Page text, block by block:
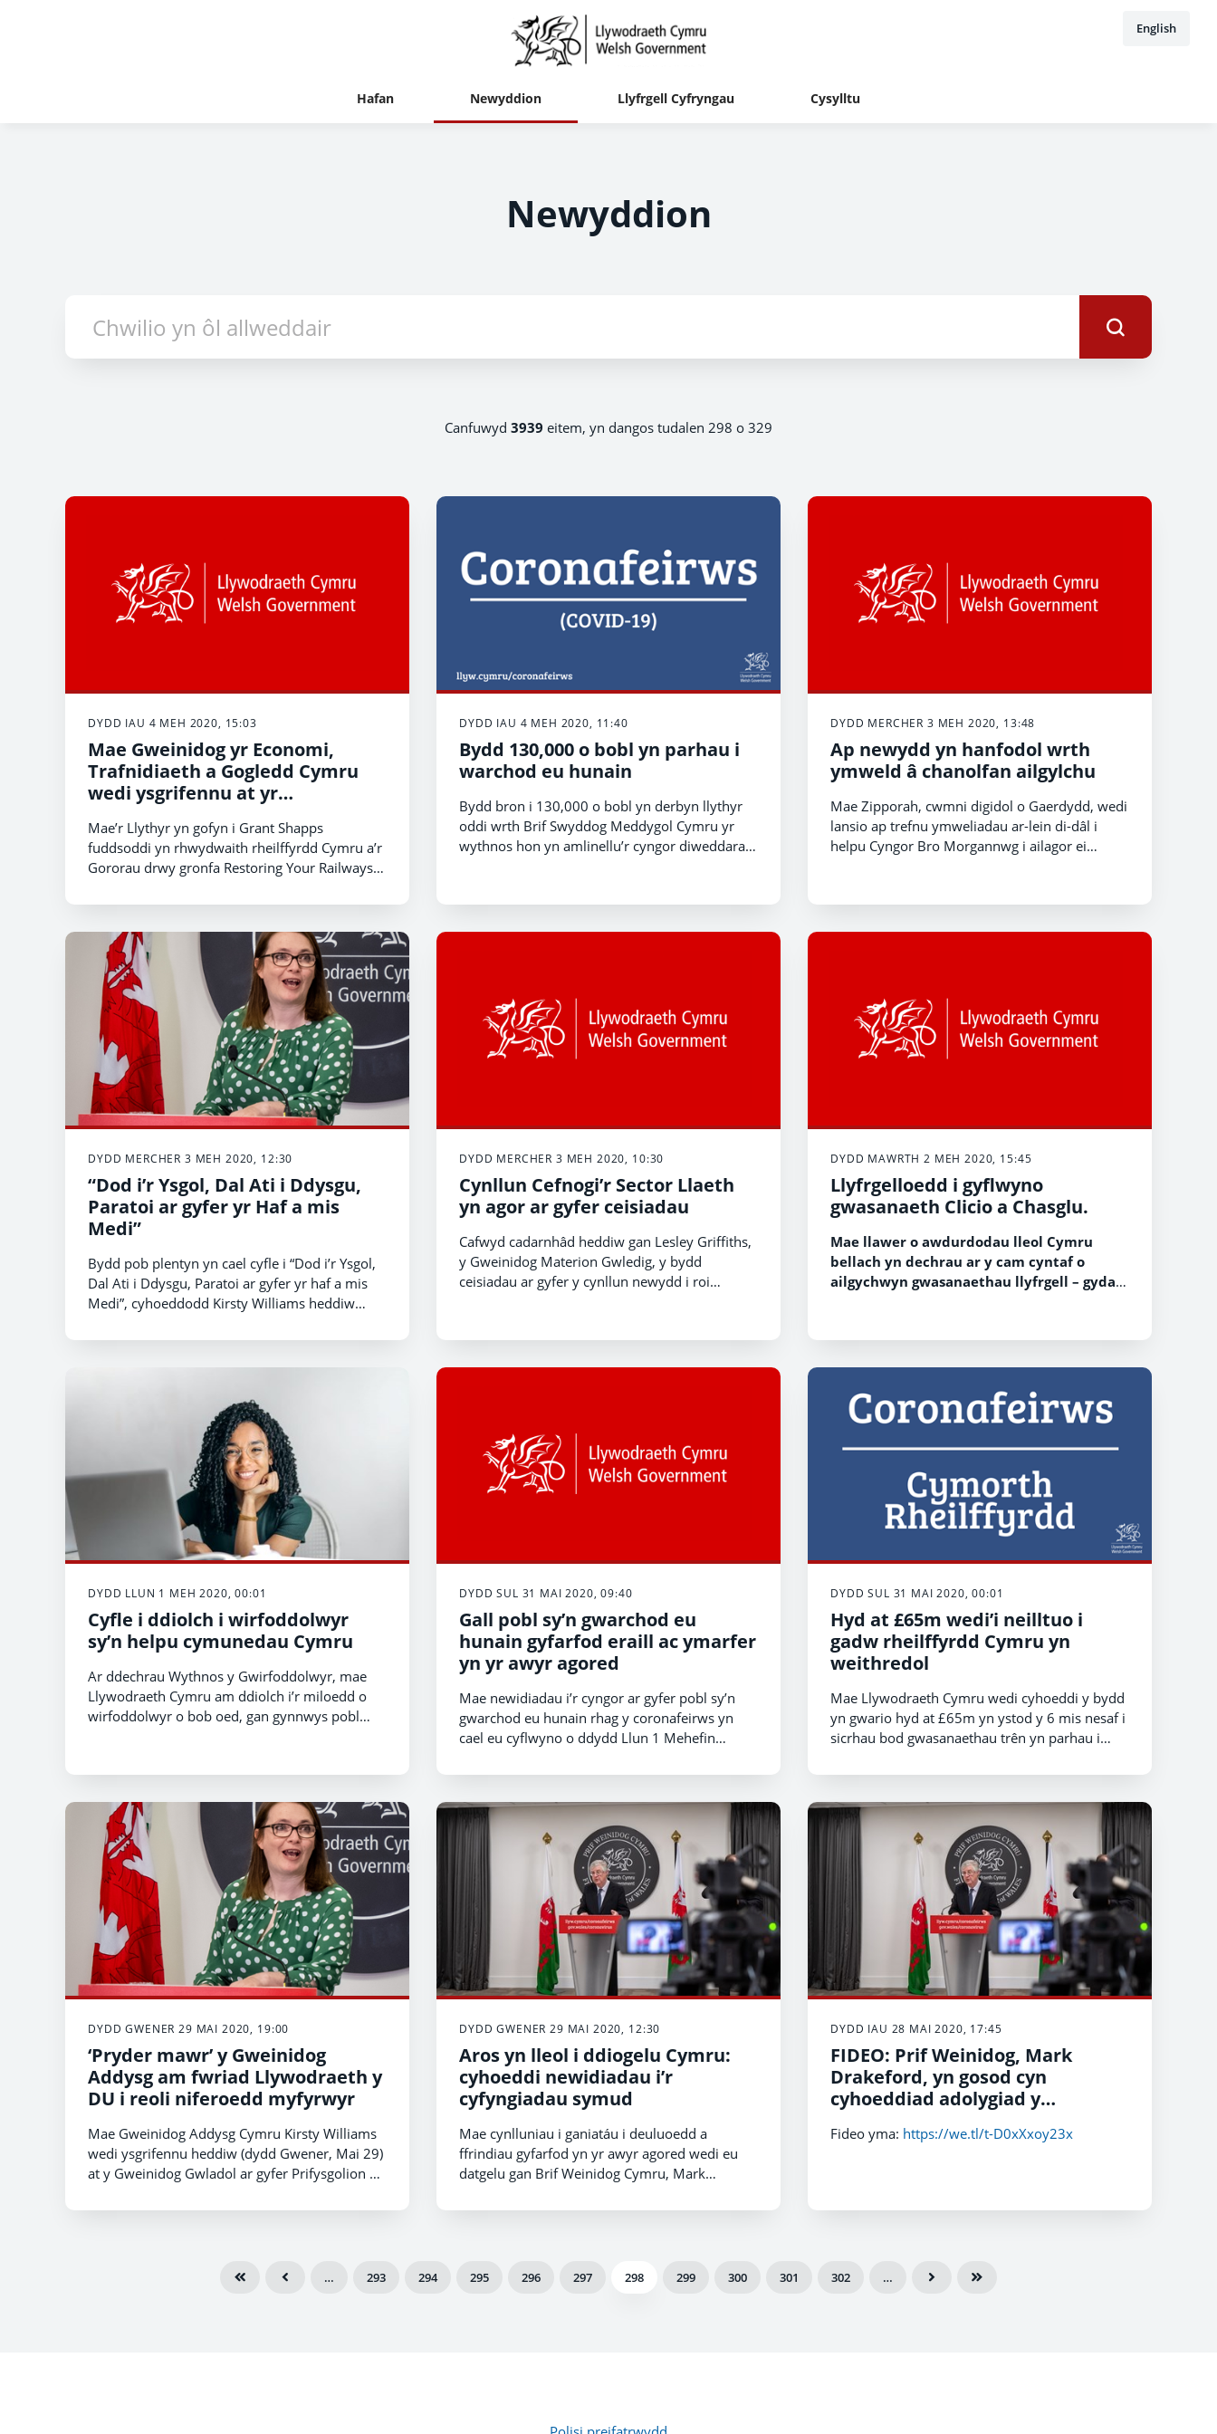
English
Hafan Newyddion Llyfrgell Cyfryngau Cysylltu
Newyddion
Canfuwyd 3939 eitem, yn dangos tudalen 298 o 329
DYDD IAU 4 MEH 2020, 15:03
Mae Gweinidog yr Economi,
Trafnidiaeth a Gogledd Cymru
wedi ysgrifennu at yr
Drafnidiaeth, gan amlinellu dadl
gref dros adeiladu pedair gorsaf
trenau newydd yng Nghymru.
Mae’r Llythyr yn gofyn i Grant Shapps
fuddsoddi yn rhwydwaith rheilffyrdd Cymru a’r
Gororau drwy gronfa Restoring Your Railways
cysylltiadau rheilffordd, ond hefyd i roi hwb i
DYDD IAU 4 MEH 2020, 11:40
Bydd 130,000 o bobl yn parhau i
warchod eu hunain
Bydd bron i 130,000 o bobl yn derbyn llythyr
oddi wrth Brif Swyddog Meddygol Cymru yr
wythnos hon yn amlinellu’r cyngor diweddaraf
DYDD MERCHER 3 MEH 2020, 13:48
Ap newydd yn hanfodol wrth
ymweld â chanolfan ailgylchu
Mae Zipporah, cwmni digidol o Gaerdydd, wedi
lansio ap trefnu ymweliadau ar-lein di-dâl i
helpu Cyngor Bro Morgannwg i ailagor ei
DYDD MERCHER 3 MEH 2020, 12:30
“Dod i’r Ysgol, Dal Ati i Ddysgu,
Paratoi ar gyfer yr Haf a mis
Medi”
Bydd pob plentyn yn cael cyfle i “Dod i’r Ysgol,
Dal Ati i Ddysgu, Paratoi ar gyfer yr haf a mis
Medi”, cyhoeddodd Kirsty Williams heddiw
ysgolion yng Nghymru.
DYDD MERCHER 3 MEH 2020, 10:30
Cynllun Cefnogi’r Sector Llaeth
yn agor ar gyfer ceisiadau
Cafwyd cadarnhâd heddiw gan Lesley Griffiths,
y Gweinidog Materion Gwledig, y bydd
ceisiadau ar gyfer y cynllun newydd i roi
effeithiwyd fwyaf arnynt gan yr amodau
DYDD MAWRTH 2 MEH 2020, 15:45
Llyfrgelloedd i gyflwyno
gwasanaeth Clicio a Chasglu.
Mae llawer o awdurdodau lleol Cymru
bellach yn dechrau ar y cam cyntaf o
ailgychwyn gwasanaethau llyfrgell – gyda
DYDD LLUN 1 MEH 2020, 00:01
Cyfle i ddiolch i wirfoddolwyr
sy’n helpu cymunedau Cymru
Ar ddechrau Wythnos y Gwirfoddolwyr, mae
Llywodraeth Cymru am ddiolch i’r miloedd o
wirfoddolwyr o bob oed, gan gynnwys pobl
DYDD SUL 31 MAI 2020, 09:40
Gall pobl sy’n gwarchod eu
hunain gyfarfod eraill ac ymarfer
yn yr awyr agored
Mae newidiadau i’r cyngor ar gyfer pobl sy’n
gwarchod eu hunain rhag y coronafeirws yn
cael eu cyflwyno o ddydd Llun 1 Mehefin
Gwasanaethau Cymdeithasol Vaughan Gething
heddiw.
DYDD SUL 31 MAI 2020, 00:01
Hyd at £65m wedi’i neilltuo i
gadw rheilffyrdd Cymru yn
weithredol
Mae Llywodraeth Cymru wedi cyhoeddi y bydd
yn gwario hyd at £65m yn ystod y 6 mis nesaf i
sicrhau bod gwasanaethau trên yn parhau i
weithwyr allweddol ac eraill sy’n ddibynnol ar y
trenau er mwyn teithio.
DYDD GWENER 29 MAI 2020, 19:00
‘Pryder mawr’ y Gweinidog
Addysg am fwriad Llywodraeth y
DU i reoli niferoedd myfyrwyr
Mae Gweinidog Addysg Cymru Kirsty Williams
wedi ysgrifennu heddiw (dydd Gwener, Mai 29)
at y Gweinidog Gwladol ar gyfer Prifysgolion yn
gyhoeddi bwriad Llywodraeth y DU i gyflwyno
DYDD GWENER 29 MAI 2020, 12:30
Aros yn lleol i ddiogelu Cymru:
cyhoeddi newidiadau i’r
cyfyngiadau symud
Mae cynlluniau i ganiatáu i deuluoedd a
ffrindiau gyfarfod yn yr awyr agored wedi eu
datgelu gan Brif Weinidog Cymru, Mark
aros gartref yn ystod pandemig y coronafeirws
DYDD IAU 28 MAI 2020, 17:45
FIDEO: Prif Weinidog, Mark
Drakeford, yn gosod cyn
cyhoeddiad adolygiad y
Fideo yma: https://we.tl/t-D0xXxoy23x
… 293 294 295 296 297 298 299 300 301 302 …